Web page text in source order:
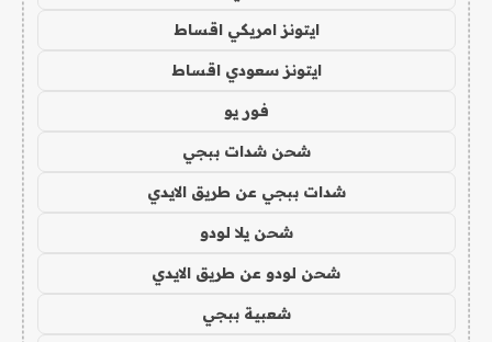
ايتونز امريكي اقساط
ايتونز سعودي اقساط
فور يو
شحن شدات ببجي
شدات ببجي عن طريق الايدي
شحن يلا لودو
شحن لودو عن طريق الايدي
شعبية ببجي